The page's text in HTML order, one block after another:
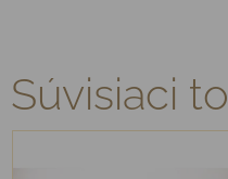
Súvisiaci